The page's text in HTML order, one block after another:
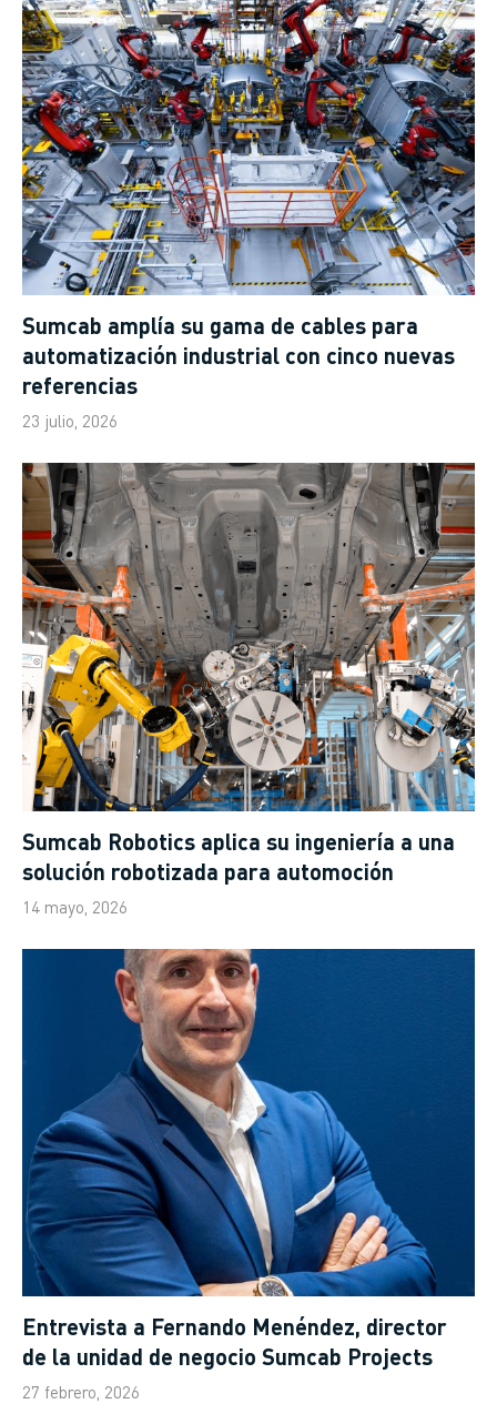
Sumcab amplía su gama de cables para
automatización industrial con cinco nuevas
referencias
23 julio, 2026
Sumcab Robotics aplica su ingeniería a una
solución robotizada para automoción
14 mayo, 2026
Entrevista a Fernando Menéndez, director
de la unidad de negocio Sumcab Projects
27 febrero, 2026